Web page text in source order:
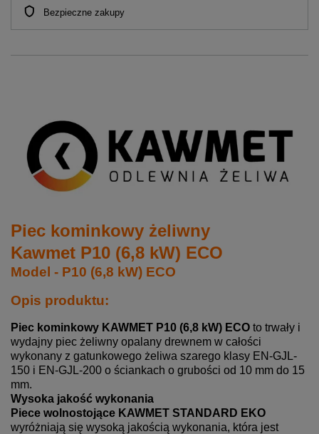
Bezpieczne zakupy
Piec kominkowy żeliwny
Kawmet P10 (6,8 kW) ECO
Model - P10 (6,8 kW) ECO
Opis produktu:
Piec kominkowy KAWMET P10 (6,8 kW) ECO to trwały i
wydajny piec żeliwny opalany drewnem w całości
wykonany z gatunkowego żeliwa szarego klasy EN-GJL-
150 i EN-GJL-200 o ściankach o grubości od 10 mm do 15
mm.
Wysoka jakość wykonania
Piece wolnostojące KAWMET STANDARD EKO
wyróżniają się wysoką jakością wykonania, która jest